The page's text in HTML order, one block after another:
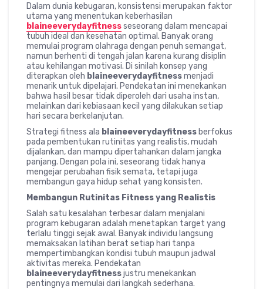
Dalam dunia kebugaran, konsistensi merupakan faktor
utama yang menentukan keberhasilan
blaineeverydayfitnessseseorang dalam mencapai
tubuh ideal dan kesehatan optimal. Banyak orang
memulai program olahraga dengan penuh semangat,
namun berhenti di tengah jalan karena kurang disiplin
atau kehilangan motivasi. Di sinilah konsep yang
diterapkan oleh blaineeverydayfitnessmenjadi
menarik untuk dipelajari. Pendekatan ini menekankan
bahwa hasil besar tidak diperoleh dari usaha instan,
melainkan dari kebiasaan kecil yang dilakukan setiap
hari secara berkelanjutan.
Strategi fitness ala blaineeverydayfitness berfokus
pada pembentukan rutinitas yang realistis, mudah
dijalankan, dan mampu dipertahankan dalam jangka
panjang. Dengan pola ini, seseorang tidak hanya
mengejar perubahan fisik semata, tetapi juga
membangun gaya hidup sehat yang konsisten.
Membangun Rutinitas Fitness yang Realistis
Salah satu kesalahan terbesar dalam menjalani
program kebugaran adalah menetapkan target yang
terlalu tinggi sejak awal. Banyak individu langsung
memaksakan latihan berat setiap hari tanpa
mempertimbangkan kondisi tubuh maupun jadwal
aktivitas mereka. Pendekatan
blaineeverydayfitnessjustru menekankan
pentingnya memulai dari langkah sederhana.